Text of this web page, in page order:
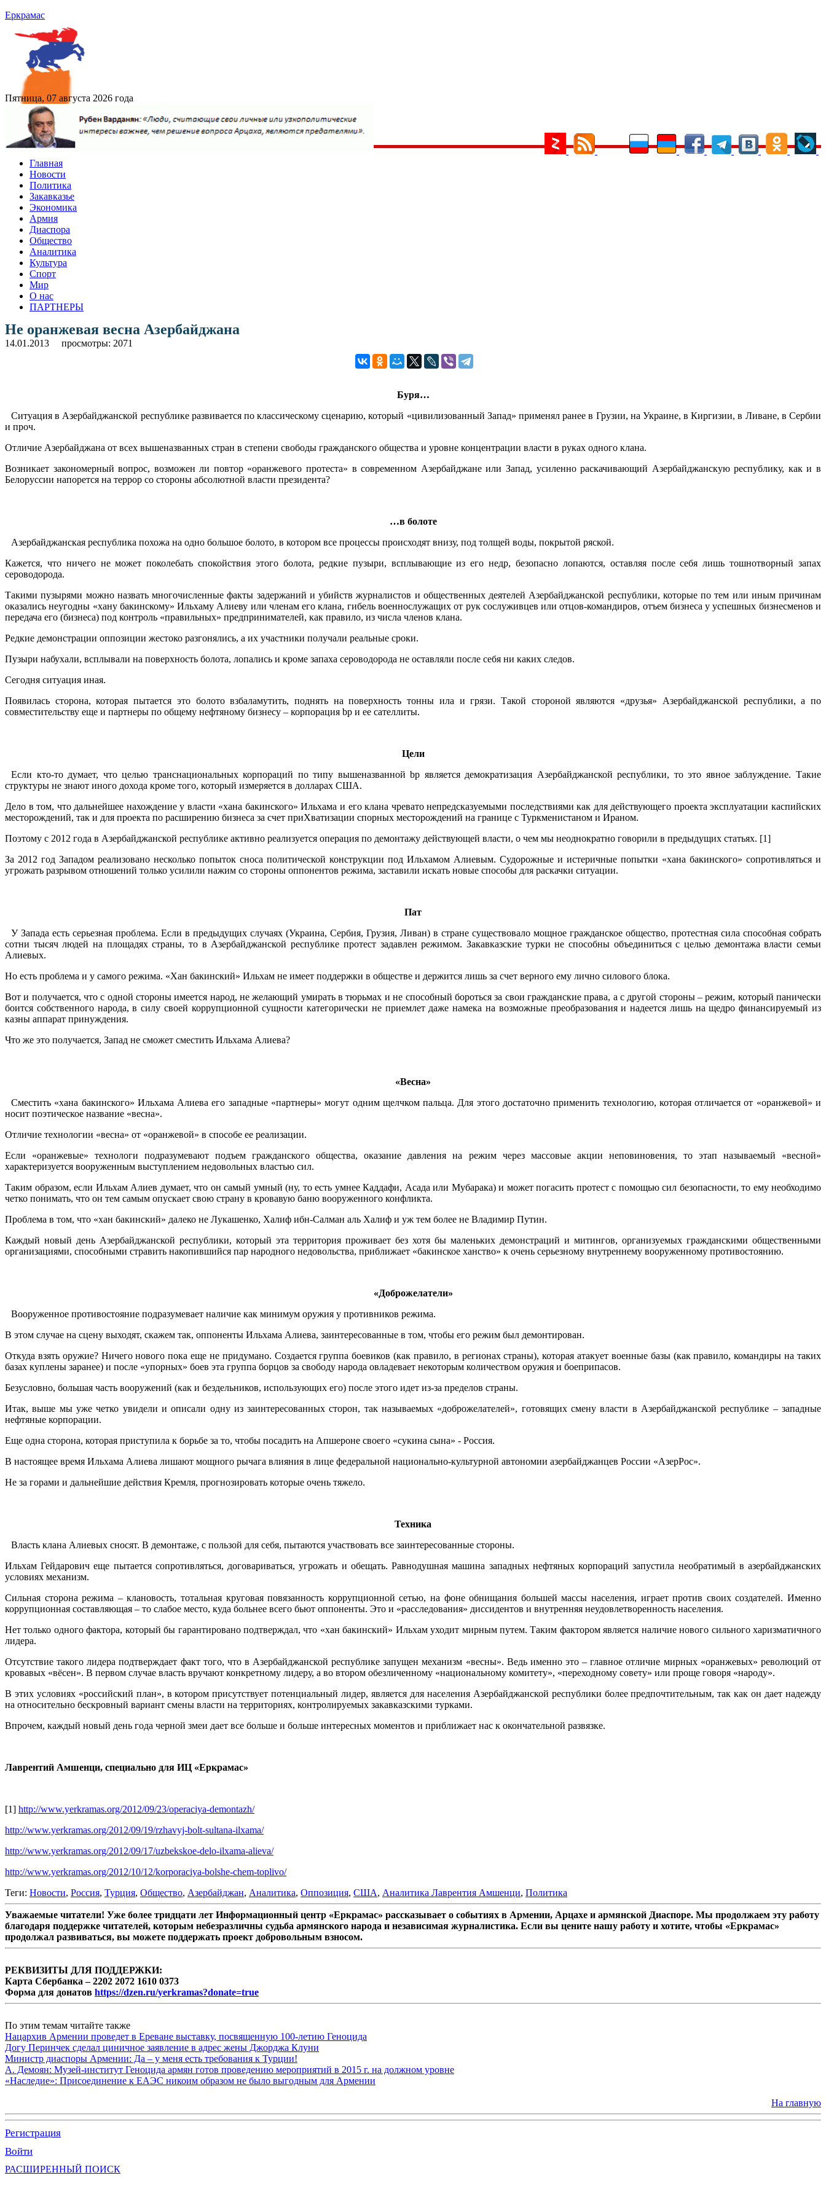
Еркрамас
Пятница, 07 августа 2026 года
Главная
Новости
Политика
Закавказье
Экономика
Армия
Диаспора
Общество
Аналитика
Культура
Спорт
Мир
О нас
ПАРТНЕРЫ
Не оранжевая весна Азербайджана
14.01.2013 просмотры: 2071
Буря…
Ситуация в Азербайджанской республике развивается по классическому сценарию, который «цивилизованный Запад» применял ранее в Грузии, на Украине, в Киргизии, в Ливане, в Сербии
и проч.
Отличие Азербайджана от всех вышеназванных стран в степени свободы гражданского общества и уровне концентрации власти в руках одного клана.
Возникает закономерный вопрос, возможен ли повтор «оранжевого протеста» в современном Азербайджане или Запад, усиленно раскачивающий Азербайджанскую республику, как и в
Белоруссии напорется на террор со стороны абсолютной власти президента?
…в болоте
Азербайджанская республика похожа на одно большое болото, в котором все процессы происходят внизу, под толщей воды, покрытой ряской.
Кажется, что ничего не может поколебать спокойствия этого болота, редкие пузыри, всплывающие из его недр, безопасно лопаются, оставляя после себя лишь тошнотворный запах
сероводорода.
Такими пузырями можно назвать многочисленные факты задержаний и убийств журналистов и общественных деятелей Азербайджанской республики, которые по тем или иным причинам
оказались неугодны «хану бакинскому» Ильхаму Алиеву или членам его клана, гибель военнослужащих от рук сослуживцев или отцов-командиров, отъем бизнеса у успешных бизнесменов и
передача его (бизнеса) под контроль «правильных» предпринимателей, как правило, из числа членов клана.
Редкие демонстрации оппозиции жестоко разгонялись, а их участники получали реальные сроки.
Пузыри набухали, всплывали на поверхность болота, лопались и кроме запаха сероводорода не оставляли после себя ни каких следов.
Сегодня ситуация иная.
Появилась сторона, которая пытается это болото взбаламутить, поднять на поверхность тонны ила и грязи. Такой стороной являются «друзья» Азербайджанской республики, а по
совместительству еще и партнеры по общему нефтяному бизнесу – корпорация bp и ее сателлиты.
Цели
Если кто-то думает, что целью транснациональных корпораций по типу вышеназванной bp является демократизация Азербайджанской республики, то это явное заблуждение. Такие
структуры не знают иного дохода кроме того, который измеряется в долларах США.
Дело в том, что дальнейшее нахождение у власти «хана бакинского» Ильхама и его клана чревато непредсказуемыми последствиями как для действующего проекта эксплуатации каспийских
месторождений, так и для проекта по расширению бизнеса за счет приХватизации спорных месторождений на границе с Туркменистаном и Ираном.
Поэтому с 2012 года в Азербайджанской республике активно реализуется операция по демонтажу действующей власти, о чем мы неоднократно говорили в предыдущих статьях. [1]
За 2012 год Западом реализовано несколько попыток сноса политической конструкции под Ильхамом Алиевым. Судорожные и истеричные попытки «хана бакинского» сопротивляться и
угрожать разрывом отношений только усилили нажим со стороны оппонентов режима, заставили искать новые способы для раскачки ситуации.
Пат
У Запада есть серьезная проблема. Если в предыдущих случаях (Украина, Сербия, Грузия, Ливан) в стране существовало мощное гражданское общество, протестная сила способная собрать
сотни тысяч людей на площадях страны, то в Азербайджанской республике протест задавлен режимом. Закавказские турки не способны объединиться с целью демонтажа власти семьи
Алиевых.
Но есть проблема и у самого режима. «Хан бакинский» Ильхам не имеет поддержки в обществе и держится лишь за счет верного ему лично силового блока.
Вот и получается, что с одной стороны имеется народ, не желающий умирать в тюрьмах и не способный бороться за свои гражданские права, а с другой стороны – режим, который панически
боится собственного народа, в силу своей коррупционной сущности категорически не приемлет даже намека на возможные преобразования и надеется лишь на щедро финансируемый из
казны аппарат принуждения.
Что же это получается, Запад не сможет сместить Ильхама Алиева?
«Весна»
Сместить «хана бакинского» Ильхама Алиева его западные «партнеры» могут одним щелчком пальца. Для этого достаточно применить технологию, которая отличается от «оранжевой» и
носит поэтическое название «весна».
Отличие технологии «весна» от «оранжевой» в способе ее реализации.
Если «оранжевые» технологи подразумевают подъем гражданского общества, оказание давления на режим через массовые акции неповиновения, то этап называемый «весной»
характеризуется вооруженным выступлением недовольных властью сил.
Таким образом, если Ильхам Алиев думает, что он самый умный (ну, то есть умнее Каддафи, Асада или Мубарака) и может погасить протест с помощью сил безопасности, то ему необходимо
четко понимать, что он тем самым опускает свою страну в кровавую баню вооруженного конфликта.
Проблема в том, что «хан бакинский» далеко не Лукашенко, Халиф ибн-Салман аль Халиф и уж тем более не Владимир Путин.
Каждый новый день Азербайджанской республики, который эта территория проживает без хотя бы маленьких демонстраций и митингов, организуемых гражданскими общественными
организациями, способными стравить накопившийся пар народного недовольства, приближает «бакинское ханство» к очень серьезному внутреннему вооруженному противостоянию.
«Доброжелатели»
Вооруженное противостояние подразумевает наличие как минимум оружия у противников режима.
В этом случае на сцену выходят, скажем так, оппоненты Ильхама Алиева, заинтересованные в том, чтобы его режим был демонтирован.
Откуда взять оружие? Ничего нового пока еще не придумано. Создается группа боевиков (как правило, в регионах страны), которая атакует военные базы (как правило, командиры на таких
базах куплены заранее) и после «упорных» боев эта группа борцов за свободу народа овладевает некоторым количеством оружия и боеприпасов.
Безусловно, большая часть вооружений (как и бездельников, использующих его) после этого идет из-за пределов страны.
Итак, выше мы уже четко увидели и описали одну из заинтересованных сторон, так называемых «доброжелателей», готовящих смену власти в Азербайджанской республике – западные
нефтяные корпорации.
Еще одна сторона, которая приступила к борьбе за то, чтобы посадить на Апшероне своего «сукина сына» - Россия.
В настоящее время Ильхама Алиева лишают мощного рычага влияния в лице федеральной национально-культурной автономии азербайджанцев России «АзерРос».
Не за горами и дальнейшие действия Кремля, прогнозировать которые очень тяжело.
Техника
Власть клана Алиевых сносят. В демонтаже, с пользой для себя, пытаются участвовать все заинтересованные стороны.
Ильхам Гейдарович еще пытается сопротивляться, договариваться, угрожать и обещать. Равнодушная машина западных нефтяных корпораций запустила необратимый в азербайджанских
условиях механизм.
Сильная сторона режима – клановость, тотальная круговая повязанность коррупционной сетью, на фоне обнищания большей массы населения, играет против своих создателей. Именно
коррупционная составляющая – то слабое место, куда больнее всего бьют оппоненты. Это и «расследования» диссидентов и внутренняя неудовлетворенность населения.
Нет только одного фактора, который бы гарантировано подтверждал, что «хан бакинский» Ильхам уходит мирным путем. Таким фактором является наличие нового сильного харизматичного
лидера.
Отсутствие такого лидера подтверждает факт того, что в Азербайджанской республике запущен механизм «весны». Ведь именно это – главное отличие мирных «оранжевых» революций от
кровавых «вёсен». В первом случае власть вручают конкретному лидеру, а во втором обезличенному «национальному комитету», «переходному совету» или проще говоря «народу».
В этих условиях «российский план», в котором присутствует потенциальный лидер, является для населения Азербайджанской республики более предпочтительным, так как он дает надежду
на относительно бескровный вариант смены власти на территориях, контролируемых закавказскими турками.
Впрочем, каждый новый день года черной змеи дает все больше и больше интересных моментов и приближает нас к окончательной развязке.
Лаврентий Амшенци, специально для ИЦ «Еркрамас»
[1] http://www.yerkramas.org/2012/09/23/operaciya-demontazh/
http://www.yerkramas.org/2012/09/19/rzhavyj-bolt-sultana-ilxama/
http://www.yerkramas.org/2012/09/17/uzbekskoe-delo-ilxama-alieva/
http://www.yerkramas.org/2012/10/12/korporaciya-bolshe-chem-toplivo/
Теги: Новости, Россия, Турция, Общество, Азербайджан, Аналитика, Оппозиция, США, Аналитика Лаврентия Амшенци, Политика
Уважаемые читатели! Уже более тридцати лет Информационный центр «Еркрамас» рассказывает о событиях в Армении, Арцахе и армянской Диаспоре. Мы продолжаем эту работу
благодаря поддержке читателей, которым небезразличны судьба армянского народа и независимая журналистика. Если вы цените нашу работу и хотите, чтобы «Еркрамас»
продолжал развиваться, вы можете поддержать проект добровольным взносом.
РЕКВИЗИТЫ ДЛЯ ПОДДЕРЖКИ:
Карта Сбербанка – 2202 2072 1610 0373
Форма для донатов https://dzen.ru/yerkramas?donate=true
По этим темам читайте также
Нацархив Армении проведет в Ереване выставку, посвященную 100-летию Геноцида
Догу Перинчек сделал циничное заявление в адрес жены Джорджа Клуни
Министр диаспоры Армении: Да – у меня есть требования к Турции!
А. Демоян: Музей-институт Геноцида армян готов проведению мероприятий в 2015 г. на должном уровне
«Наследие»: Присоединение к ЕАЭС никоим образом не было выгодным для Армении
На главную
Регистрация
Войти
РАСШИРЕННЫЙ ПОИСК